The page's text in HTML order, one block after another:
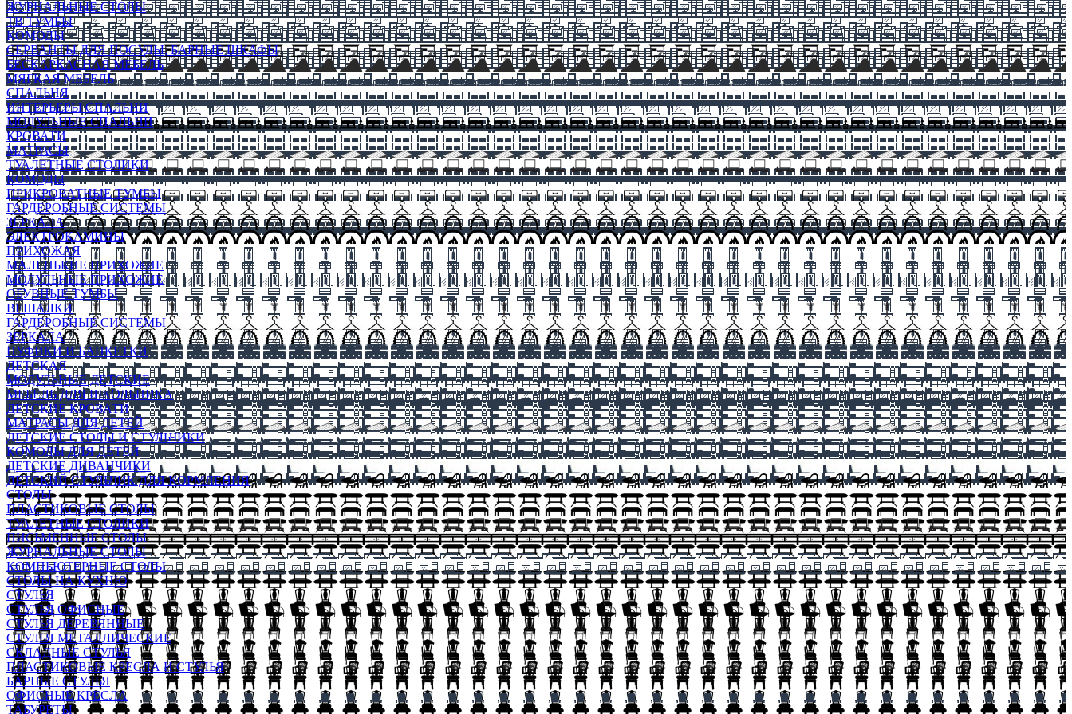
ЖУРНАЛЬНЫЕ СТОЛЫ
ТВ ТУМБЫ
КОМОДЫ
СЕРВАНТЫ ДЛЯ ПОСУДЫ, БАРНЫЕ ШКАФЫ
БЕСКАРКАСНАЯ МЕБЕЛЬ
МЯГКАЯ МЕБЕЛЬ
СПАЛЬНЯ
ИНТЕРЬЕРЫ СПАЛЬНИ
МОДУЛЬНЫЕ СПАЛЬНИ
КРОВАТИ
МАТРАСЫ
ТУАЛЕТНЫЕ СТОЛИКИ
КОМОДЫ
ПРИКРОВАТНЫЕ ТУМБЫ
ГАРДЕРОБНЫЕ СИСТЕМЫ
ЗЕРКАЛА
ЭЛЕКТРОКАМИНЫ
ПРИХОЖАЯ
МАЛЕНЬКИЕ ПРИХОЖИЕ
МОДУЛЬНЫЕ ПРИХОЖИЕ
ОБУВНЫЕ ТУМБЫ
ВЕШАЛКИ
ГАРДЕРОБНЫЕ СИСТЕМЫ
ЗЕРКАЛА
ПУФИКИ И БАНКЕТКИ
ДЕТСКАЯ
МОДУЛЬНЫЕ ДЕТСКИЕ
МЕБЕЛЬ ДЛЯ ШКОЛЬНИКА
ДЕТСКИЕ КРОВАТИ
МАТРАСЫ ДЛЯ ДЕТЕЙ
ДЕТСКИЕ СТОЛЫ И СТУЛЬЧИКИ
КОМОДЫ ДЛЯ ДЕТЕЙ
ДЕТСКИЕ ДИВАНЧИКИ
ДЕТСКИЙ СТУЛЬЧИК ДЛЯ КОРМЛЕНИЯ
СТОЛЫ
ПЛАСТИКОВЫЕ СТОЛЫ
ТУАЛЕТНЫЕ СТОЛИКИ
ПИСЬМЕННЫЕ СТОЛЫ
ЖУРНАЛЬНЫЕ СТОЛЫ
КОМПЬЮТЕРНЫЕ СТОЛЫ
СТОЛЫ НА КУХНЮ
СТУЛЬЯ
СТУЛЬЯ ОФИСНЫЕ
СТУЛЬЯ ДЕРЕВЯННЫЕ
СТУЛЬЯ МЕТАЛЛИЧЕСКИЕ
СКЛАДНЫЕ СТУЛЬЯ
ПЛАСТИКОВЫЕ КРЕСЛА И СТУЛЬЯ
БАРНЫЕ СТУЛЬЯ
ОФИСНЫЕ КРЕСЛА
ТАБУРЕТЫ